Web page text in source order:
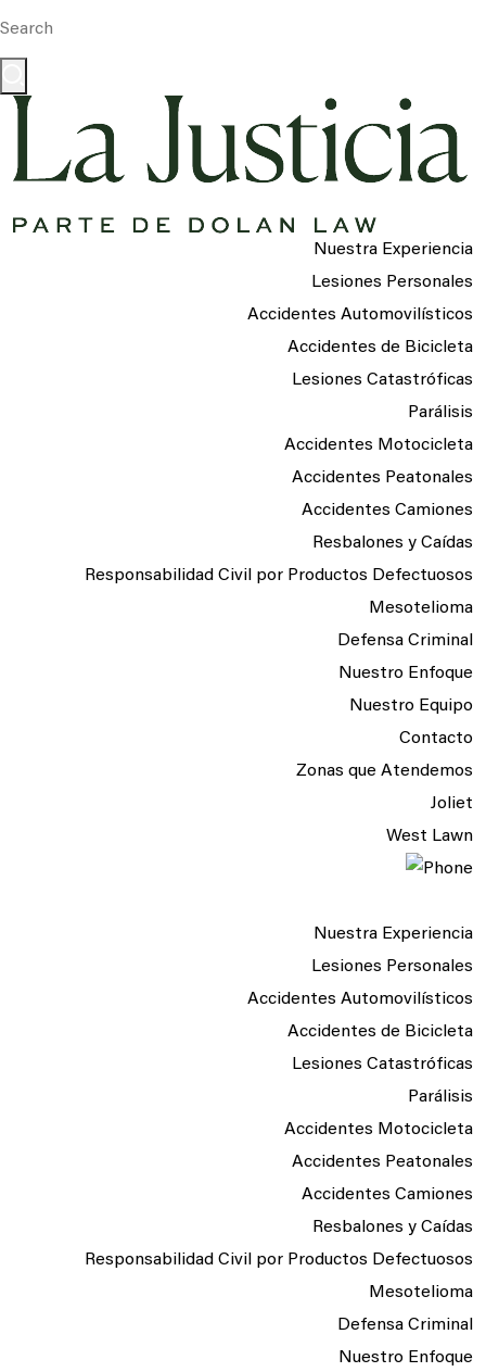
Nuestra Experiencia
Lesiones Personales
Accidentes Automovilísticos
Accidentes de Bicicleta
Lesiones Catastróficas
Parálisis
Accidentes Motocicleta
Accidentes Peatonales
Accidentes Camiones
Resbalones y Caídas
Responsabilidad Civil por Productos Defectuosos
Mesotelioma
Defensa Criminal
Nuestro Enfoque
Nuestro Equipo
Contacto
Zonas que Atendemos
Joliet
West Lawn
Nuestra Experiencia
Lesiones Personales
Accidentes Automovilísticos
Accidentes de Bicicleta
Lesiones Catastróficas
Parálisis
Accidentes Motocicleta
Accidentes Peatonales
Accidentes Camiones
Resbalones y Caídas
Responsabilidad Civil por Productos Defectuosos
Mesotelioma
Defensa Criminal
Nuestro Enfoque